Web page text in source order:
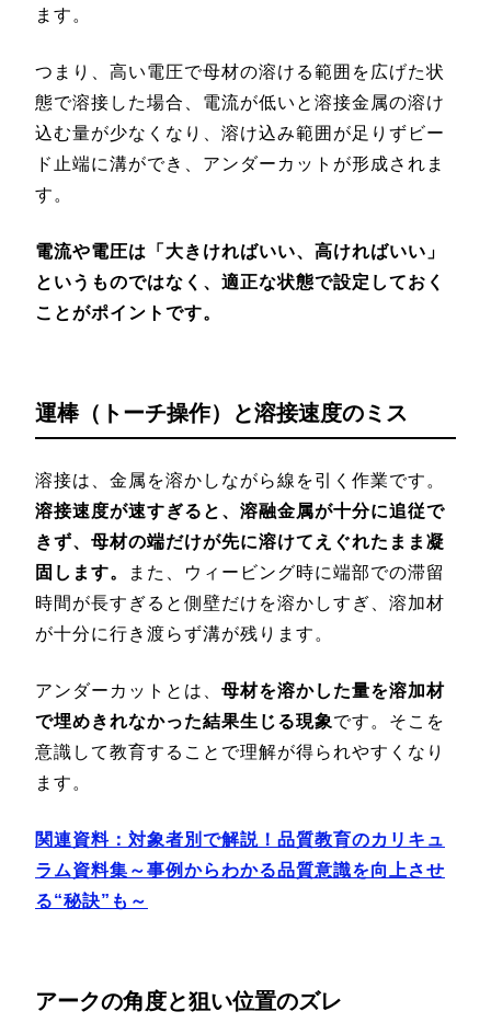
ます。
つまり、高い電圧で母材の溶ける範囲を広げた状
態で溶接した場合、電流が低いと溶接金属の溶け
込む量が少なくなり、溶け込み範囲が足りずビー
ド止端に溝ができ、アンダーカットが形成されま
す。
電流や電圧は「大きければいい、高ければいい」
というものではなく、適正な状態で設定しておく
ことがポイントです。
運棒（トーチ操作）と溶接速度のミス
溶接は、金属を溶かしながら線を引く作業です。
溶接速度が速すぎると、溶融金属が十分に追従で
きず、母材の端だけが先に溶けてえぐれたまま凝
固します。
また、ウィービング時に端部での滞留
時間が長すぎると側壁だけを溶かしすぎ、溶加材
が十分に行き渡らず溝が残ります。
アンダーカットとは、 母材を溶かした量を溶加材
で埋めきれなかった結果生じる現象です。そこを
意識して教育することで理解が得られやすくなり
ます。
関連資料：対象者別で解説！品質教育のカリキュ
ラム資料集～事例からわかる品質意識を向上させ
る“秘訣”も～
アークの角度と狙い位置のズレ